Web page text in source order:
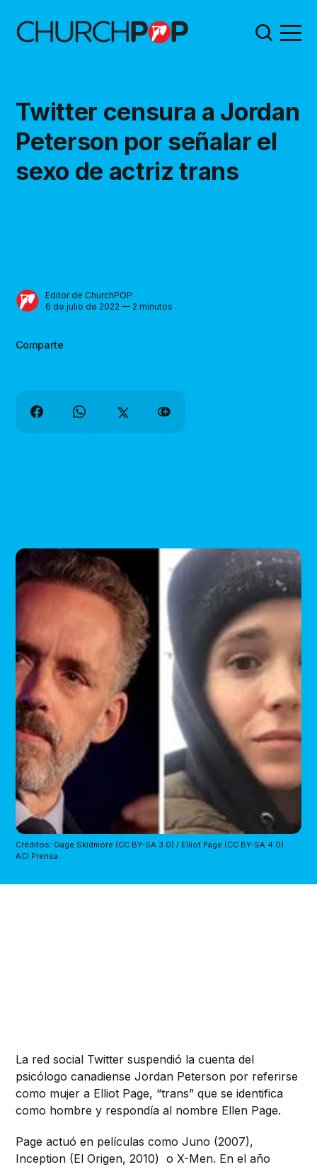
Twitter censura a Jordan
Peterson por señalar el
sexo de actriz trans
Editor de ChurchPOP
6 de julio de 2022 — 2 minutos
Comparte
Créditos: Gage Skidmore (CC BY-SA 3.0) / Elliot Page (CC BY-SA 4.0).
ACI Prensa.
La red social Twitter suspendió la cuenta del
psicólogo canadiense Jordan Peterson por referirse
como mujer a Elliot Page, “trans” que se identifica
como hombre y respondía al nombre Ellen Page.
Page actuó en películas como Juno (2007),
Inception (El Origen, 2010) o X-Men. En el año